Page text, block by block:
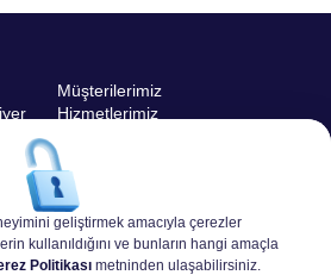
Müşterilerimiz
Hizmetlerimiz
geliştirmek amacıyla çerezler
kullanıldığını ve bunların hangi amaçla
Politikası metninden ulaşabilirsiniz.